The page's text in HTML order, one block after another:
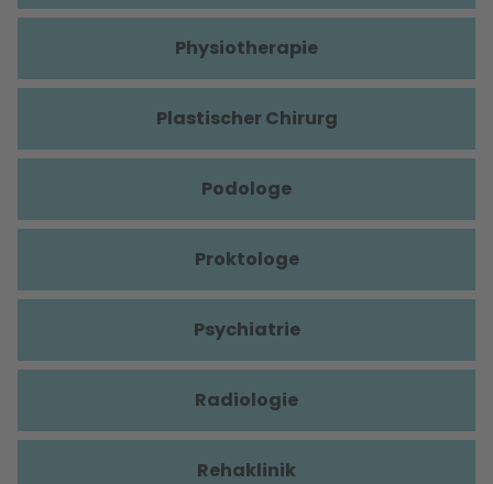
Physiotherapie
Plastischer Chirurg
Podologe
Proktologe
Psychiatrie
Radiologie
Rehaklinik